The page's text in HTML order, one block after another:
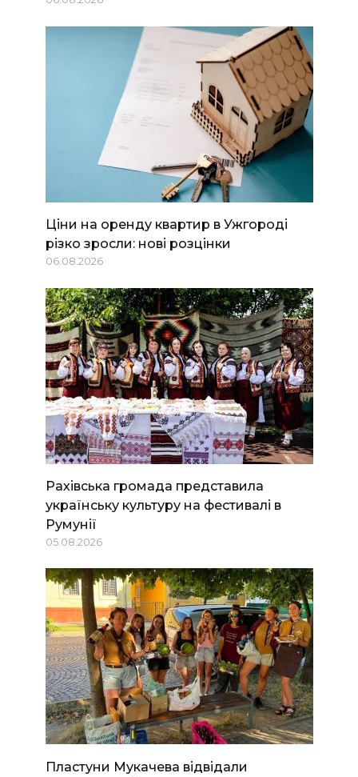
Ціни на оренду квартир в Ужгороді
різко зросли: нові розцінки
06.08.2026
Рахівська громада представила
українську культуру на фестивалі в
Румунії
05.08.2026
Пластуни Мукачева відвідали